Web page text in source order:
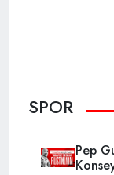
SPOR
Pep